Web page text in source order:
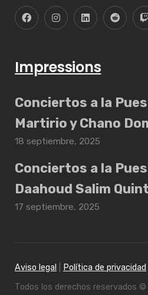
Impressions
Conciertos a la
Martirio y Chano
18 septiembre, 2025
Conciertos a la
Daahoud Salim
17 septiembre, 2025
Aviso legal
Política de privacidad
Todos los derechos reservados